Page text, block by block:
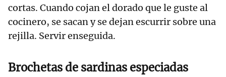
cortas. Cuando cojan el dorado que le guste al
cocinero, se sacan y se dejan escurrir sobre una
rejilla. Servir enseguida.
Brochetas de sardinas especiadas